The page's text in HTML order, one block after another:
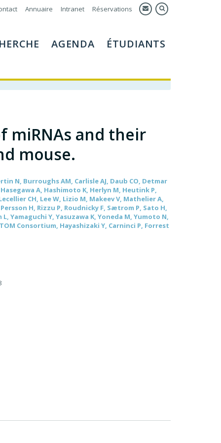
Annuaire Intranet Réservations
AGENDA ÉTUDIANTS
miRNAs and their
mouse.
N, Burroughs AM, Carlisle AJ, Daub CO, Detmar
A, Hashimoto K, Herlyn M, Heutink P,
CH, Lee W, Lizio M, Makeev V, Mathelier A,
H, Rizzu P, Roudnicky F, Sætrom P, Sato H,
Yamaguchi Y, Yasuzawa K, Yoneda M, Yumoto N,
Consortium, Hayashizaki Y, Carninci P, Forrest